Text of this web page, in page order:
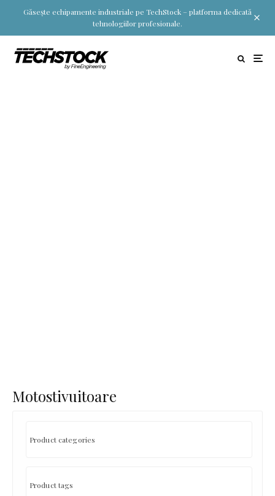
Găsește echipamente industriale pe TechStock – platforma dedicată
tehnologiilor profesionale.
Motostivuitoare